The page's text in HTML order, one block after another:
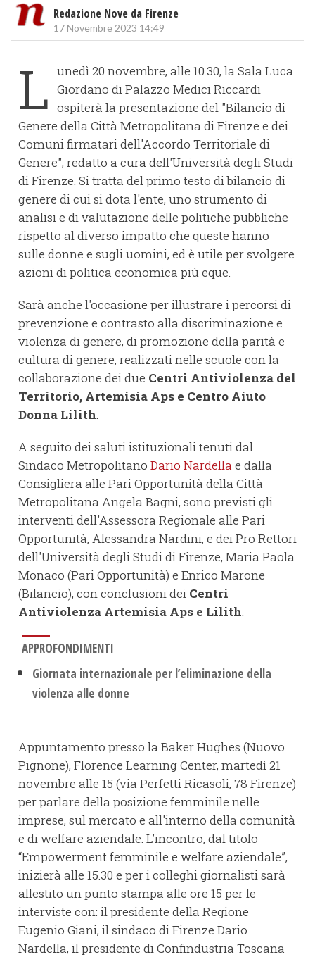
Redazione Nove da Firenze
17 Novembre 2023 14:49
L unedì 20 novembre, alle 10.30, la Sala Luca
Giordano di Palazzo Medici Riccardi
ospiterà la presentazione del "Bilancio di
Genere della Città Metropolitana di Firenze e dei
Comuni firmatari dell'Accordo Territoriale di
Genere", redatto a cura dell'Università degli Studi
di Firenze. Si tratta del primo testo di bilancio di
genere di cui si dota l'ente, uno strumento di
analisi e di valutazione delle politiche pubbliche
rispetto al diverso impatto che queste hanno
sulle donne e sugli uomini, ed è utile per svolgere
azioni di politica economica più eque.
Sarà anche l'occasione per illustrare i percorsi di
prevenzione e contrasto alla discriminazione e
violenza di genere, di promozione della parità e
cultura di genere, realizzati nelle scuole con la
collaborazione dei due Centri Antiviolenza del
Territorio, Artemisia Aps e Centro Aiuto
Donna Lilith.
A seguito dei saluti istituzionali tenuti dal
Sindaco Metropolitano Dario Nardella e dalla
Consigliera alle Pari Opportunità della Città
Metropolitana Angela Bagni, sono previsti gli
interventi dell'Assessora Regionale alle Pari
Opportunità, Alessandra Nardini, e dei Pro Rettori
dell'Università degli Studi di Firenze, Maria Paola
Monaco (Pari Opportunità) e Enrico Marone
(Bilancio), con conclusioni dei Centri
Antiviolenza Artemisia Aps e Lilith.
APPROFONDIMENTI
Giornata internazionale per l’eliminazione della
violenza alle donne
Appuntamento presso la Baker Hughes (Nuovo
Pignone), Florence Learning Center, martedì 21
novembre alle 15 (via Perfetti Ricasoli, 78 Firenze)
per parlare della posizione femminile nelle
imprese, sul mercato e all'interno della comunità
e di welfare aziendale. L’incontro, dal titolo
“Empowerment femminile e welfare aziendale”,
inizierà alle 15.30 e per i colleghi giornalisti sarà
allestito un punto stampa alle ore 15 per le
interviste con: il presidente della Regione
Eugenio Giani, il sindaco di Firenze Dario
Nardella, il presidente di Confindustria Toscana